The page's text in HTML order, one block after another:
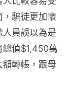
騙徒更加懷
員誤以為是
總值$1,450萬
轉帳，跟母